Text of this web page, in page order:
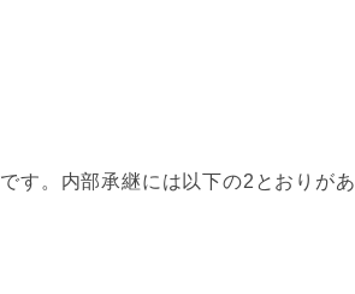
です。内部承継には以下の2とおりがあ